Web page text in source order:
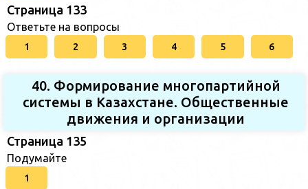
Страница 133
Ответьте на вопросы
1 2 3 4 5 6
40. Формирование многопартийной
системы в Казахстане. Общественные
движения и организации
Страница 135
Подумайте
1